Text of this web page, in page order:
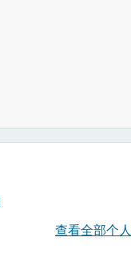
查看全部个